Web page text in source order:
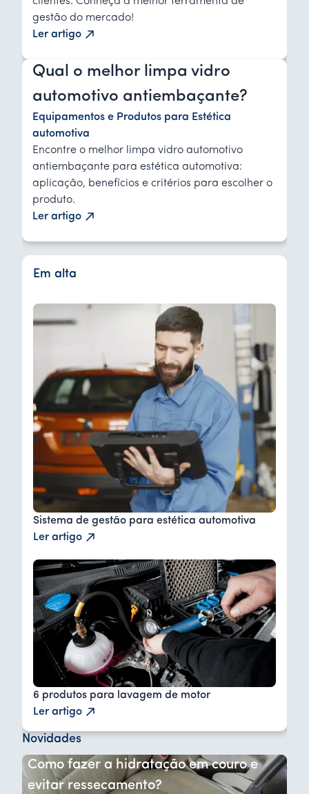
gestão do mercado!
Ler artigo
Qual o melhor limpa vidro
automotivo antiembaçante?
Equipamentos e Produtos para Estética
automotiva
Encontre o melhor limpa vidro automotivo
antiembaçante para estética automotiva:
aplicação, benefícios e critérios para escolher o
produto.
Ler artigo
Em alta
Sistema de gestão para estética automotiva
Ler artigo
6 produtos para lavagem de motor
Ler artigo
Novidades
Como fazer a hidratação em couro e
evitar ressecamento?